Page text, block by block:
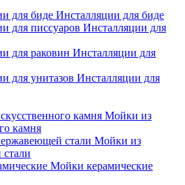
Инсталляции для биде
Инсталляции для
Инсталляции для
Инсталляции для
Мойки из
камня
Мойки из
Мойки керамические